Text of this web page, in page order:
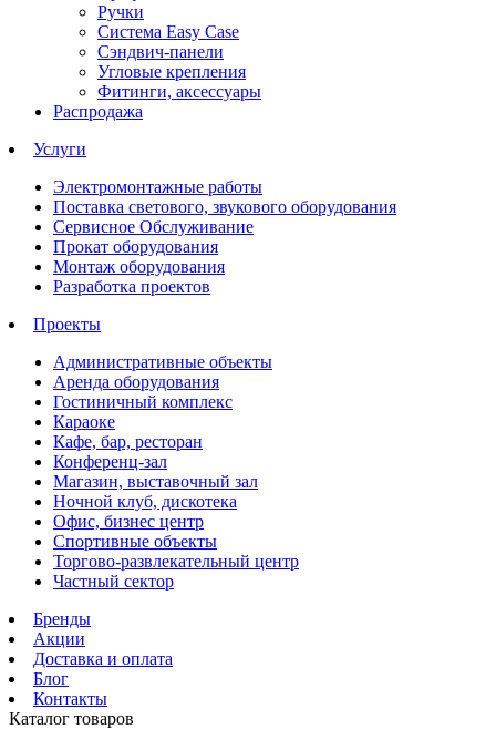
Ручки
Система Easy Case
Сэндвич-панели
Угловые крепления
Фитинги, аксессуары
Распродажа
Услуги
Электромонтажные работы
Поставка светового, звукового оборудования
Сервисное Обслуживание
Прокат оборудования
Монтаж оборудования
Разработка проектов
Проекты
Административные объекты
Аренда оборудования
Гостиничный комплекс
Караоке
Кафе, бар, ресторан
Конференц-зал
Магазин, выставочный зал
Ночной клуб, дискотека
Офис, бизнес центр
Спортивные объекты
Торгово-развлекательный центр
Частный сектор
Бренды
Акции
Доставка и оплата
Блог
Контакты
Каталог товаров